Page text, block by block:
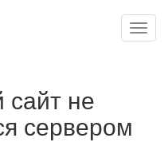
сайт не
сервером